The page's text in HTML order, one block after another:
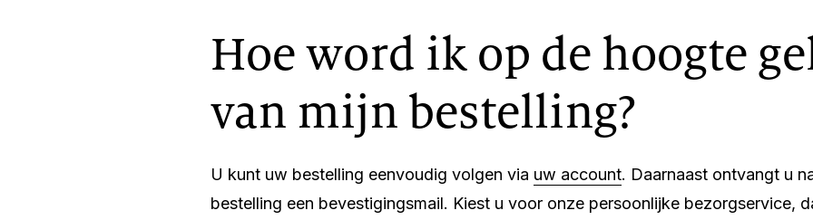
Hoe word ik op de hoogte
van mijn bestelling?
U kunt uw bestelling eenvoudig volgen via uw account. Daarnaast ontvangt u
bestelling een bevestigingsmail. Kiest u voor onze persoonlijke bezorgservice,